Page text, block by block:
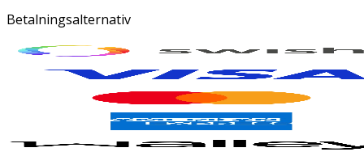
Betalningsalternativ